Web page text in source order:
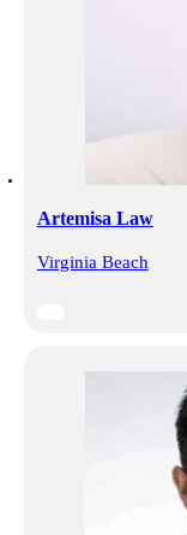
Artemisa Law
Virginia Beach